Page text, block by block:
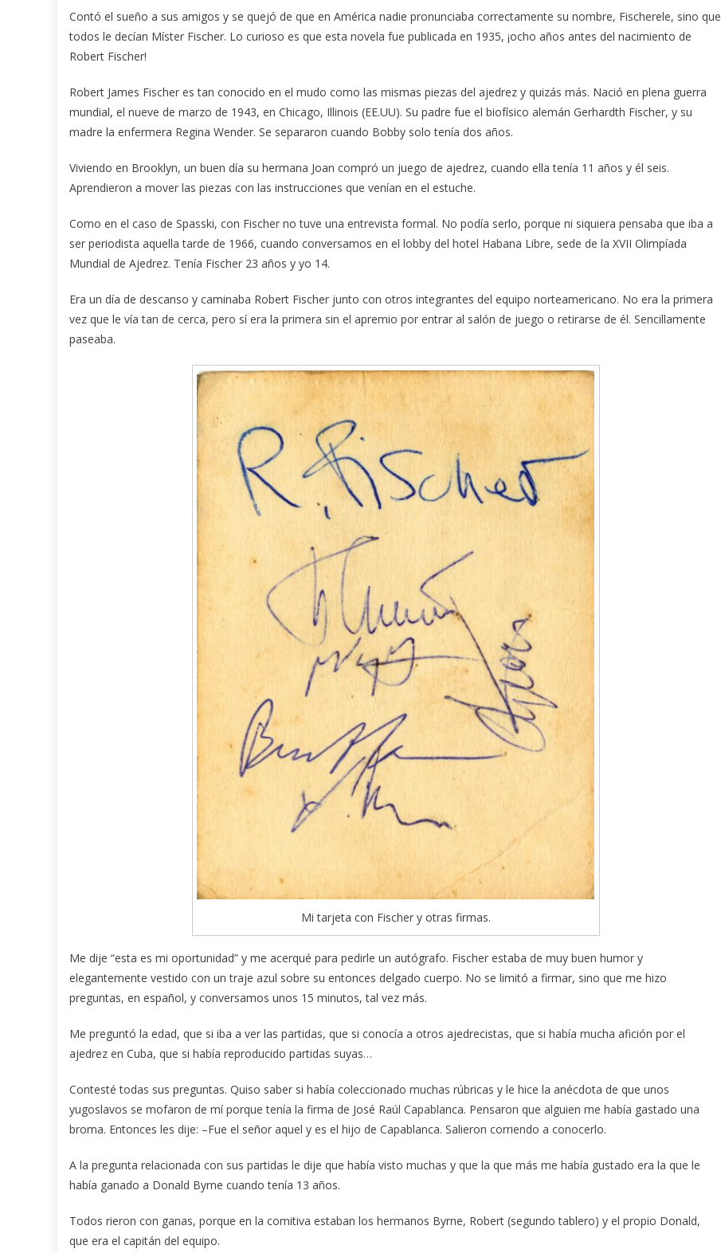
Contó el sueño a sus amigos y se quejó de que en América nadie pronunciaba correctamente su nombre, Fischerele, sino que
todos le decían Míster Fischer. Lo curioso es que esta novela fue publicada en 1935, ¡ocho años antes del nacimiento de
Robert Fischer!
Robert James Fischer es tan conocido en el mudo como las mismas piezas del ajedrez y quizás más. Nació en plena guerra
mundial, el nueve de marzo de 1943, en Chicago, Illinois (EE.UU). Su padre fue el biofísico alemán Gerhardth Fischer, y su
madre la enfermera Regina Wender. Se separaron cuando Bobby solo tenía dos años.
Viviendo en Brooklyn, un buen día su hermana Joan compró un juego de ajedrez, cuando ella tenía 11 años y él seis.
Aprendieron a mover las piezas con las instrucciones que venían en el estuche.
Como en el caso de Spasski, con Fischer no tuve una entrevista formal. No podía serlo, porque ni siquiera pensaba que iba a
ser periodista aquella tarde de 1966, cuando conversamos en el lobby del hotel Habana Libre, sede de la XVII Olimpíada
Mundial de Ajedrez. Tenía Fischer 23 años y yo 14.
Era un día de descanso y caminaba Robert Fischer junto con otros integrantes del equipo norteamericano. No era la primera
vez que le vía tan de cerca, pero sí era la primera sin el apremio por entrar al salón de juego o retirarse de él. Sencillamente
paseaba.
Mi tarjeta con Fischer y otras firmas.
Me dije “esta es mi oportunidad” y me acerqué para pedirle un autógrafo. Fischer estaba de muy buen humor y
elegantemente vestido con un traje azul sobre su entonces delgado cuerpo. No se limitó a firmar, sino que me hizo
preguntas, en español, y conversamos unos 15 minutos, tal vez más.
Me preguntó la edad, que si iba a ver las partidas, que si conocía a otros ajedrecistas, que si había mucha afición por el
ajedrez en Cuba, que si había reproducido partidas suyas…
Contesté todas sus preguntas. Quiso saber si había coleccionado muchas rúbricas y le hice la anécdota de que unos
yugoslavos se mofaron de mí porque tenía la firma de José Raúl Capablanca. Pensaron que alguien me había gastado una
broma. Entonces les dije: –Fue el señor aquel y es el hijo de Capablanca. Salieron corriendo a conocerlo.
A la pregunta relacionada con sus partidas le dije que había visto muchas y que la que más me había gustado era la que le
había ganado a Donald Byrne cuando tenía 13 años.
Todos rieron con ganas, porque en la comitiva estaban los hermanos Byrne, Robert (segundo tablero) y el propio Donald,
que era el capitán del equipo.